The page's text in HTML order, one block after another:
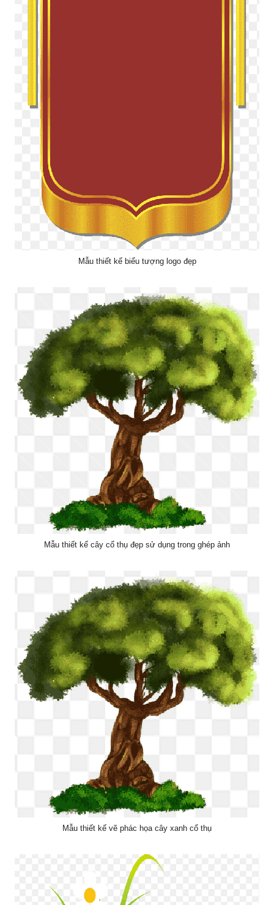
Mẫu thiết kế biểu tượng logo đẹp
Mẫu thiết kế cây cổ thụ đẹp sử dụng trong ghép ảnh
Mẫu thiết kế vẽ phác họa cây xanh cổ thụ